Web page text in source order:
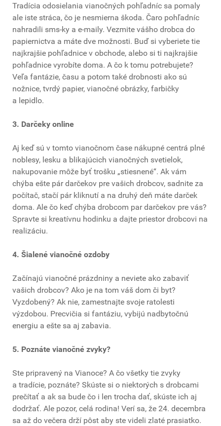
Tradícia odosielania vianočných pohľadníc sa pomaly
ale iste stráca, čo je nesmierna škoda. Čaro pohľadníc
nahradili sms-ky a e-maily. Vezmite vášho drobca do
papiernictva a máte dve možnosti. Buď si vyberiete tie
najkrajšie pohľadnice v obchode, alebo si ti najkrajšie
pohľadnice vyrobíte doma. A čo k tomu potrebujete?
Veľa fantázie, času a potom také drobnosti ako sú
nožnice, tvrdý papier, vianočné obrázky, farbičky
a lepidlo.
3. Darčeky online
Aj keď sú v tomto vianočnom čase nákupné centrá plné
noblesy, lesku a blikajúcich vianočných svetielok,
nakupovanie môže byť trošku „stiesnené“. Ak vám
chýba ešte pár darčekov pre vašich drobcov, sadnite za
počítač, stačí pár kliknutí a na druhý deň máte darček
doma. Ale čo keď chýba drobcom par darčekov pre vás?
Spravte si kreatívnu hodinku a dajte priestor drobcovi na
realizáciu.
4. Šialené vianočné ozdoby
Začínajú vianočné prázdniny a neviete ako zabaviť
vašich drobcov? Ako je na tom váš dom či byt?
Vyzdobený? Ak nie, zamestnajte svoje ratolesti
výzdobou. Precvičia si fantáziu, vybijú nadbytočnú
energiu a ešte sa aj zabavia.
5. Poznáte vianočné zvyky?
Ste pripravený na Vianoce? A čo všetky tie zvyky
a tradície, poznáte? Skúste si o niektorých s drobcami
prečítať a ak sa bude čo i len trocha dať, skúste ich aj
dodržať. Ale pozor, celá rodina! Verí sa, že 24. decembra
sa až do večera drží pôst aby ste videli zlaté prasiatko.